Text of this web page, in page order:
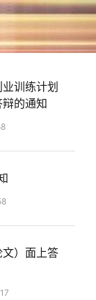
训练计划
辩的通知
）面上答